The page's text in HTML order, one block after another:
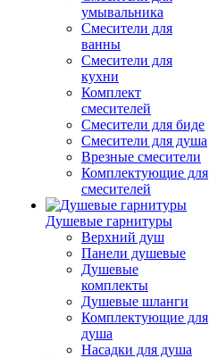
умывальника
Смесители для
ванны
Смесители для
кухни
Комплект
смесителей
Смесители для биде
Смесители для душа
Врезные смесители
Комплектующие для
смесителей
Душевые гарнитуры
Верхний душ
Панели душевые
Душевые
комплекты
Душевые шланги
Комплектующие для
душа
Насадки для душа